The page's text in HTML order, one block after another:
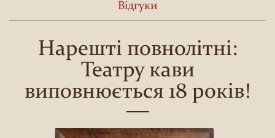
Відгуки
Нарешті повнолітні:
Театру кави
виповнюється 18 років!